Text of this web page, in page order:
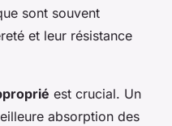
sont souvent
et leur résistance
est crucial. Un
absorption des